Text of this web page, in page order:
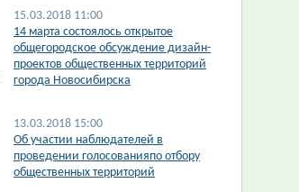
15.03.2018 11:00
14 марта состоялось открытое
общегородское обсуждение дизайн-
проектов общественных территорий
города Новосибирска
13.03.2018 15:00
Об участии наблюдателей в
проведении голосованияпо отбору
общественных территорий